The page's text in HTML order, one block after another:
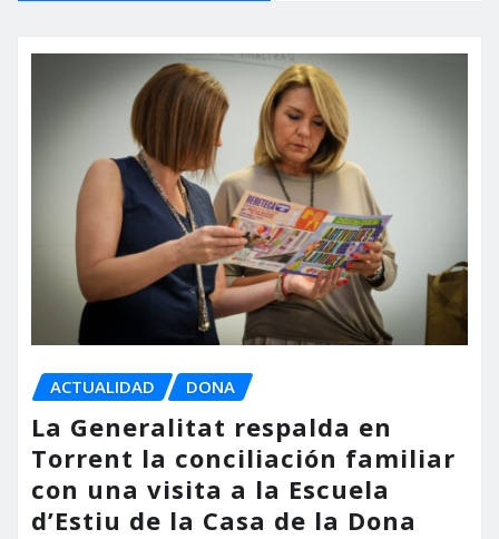
ACTUALIDAD DONA
La Generalitat respalda en
Torrent la conciliación familiar
con una visita a la Escuela
d’Estiu de la Casa de la Dona